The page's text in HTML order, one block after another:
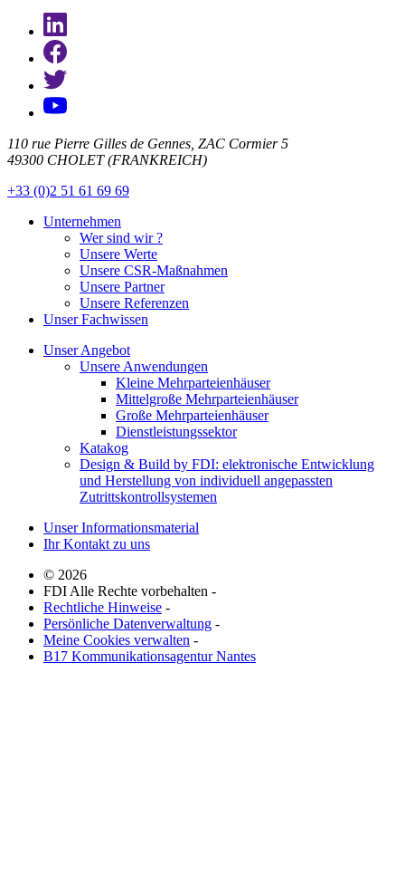
110 rue Pierre Gilles de Gennes, ZAC Cormier 5
49300 CHOLET (FRANKREICH)
+33 (0)2 51 61 69 69
Unternehmen
Wer sind wir ?
Unsere Werte
Unsere CSR-Maßnahmen
Unsere Partner
Unsere Referenzen
Unser Fachwissen
Unser Angebot
Unsere Anwendungen
Kleine Mehrparteienhäuser
Mittelgroße Mehrparteienhäuser
Große Mehrparteienhäuser
Dienstleistungssektor
Katakog
Design & Build by FDI: elektronische Entwicklung
und Herstellung von individuell angepassten
Zutrittskontrollsystemen
Unser Informationsmaterial
Ihr Kontakt zu uns
© 2026
FDI Alle Rechte vorbehalten -
Rechtliche Hinweise -
Persönliche Datenverwaltung -
Meine Cookies verwalten -
B17 Kommunikationsagentur Nantes